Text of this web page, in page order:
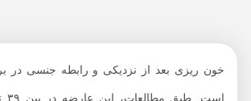
خون ریزی
در خون ریزی
نزدیکی چه
خون ریزی بعد از نزدیکی و رابطه جنسی در برخی